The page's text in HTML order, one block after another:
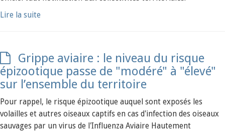
Lire la suite
Grippe aviaire : le niveau du risque
épizootique passe de "modéré" à "élevé"
sur l’ensemble du territoire
Pour rappel, le risque épizootique auquel sont exposés les
volailles et autres oiseaux captifs en cas d'infection des oiseaux
sauvages par un virus de l'Influenza Aviaire Hautement